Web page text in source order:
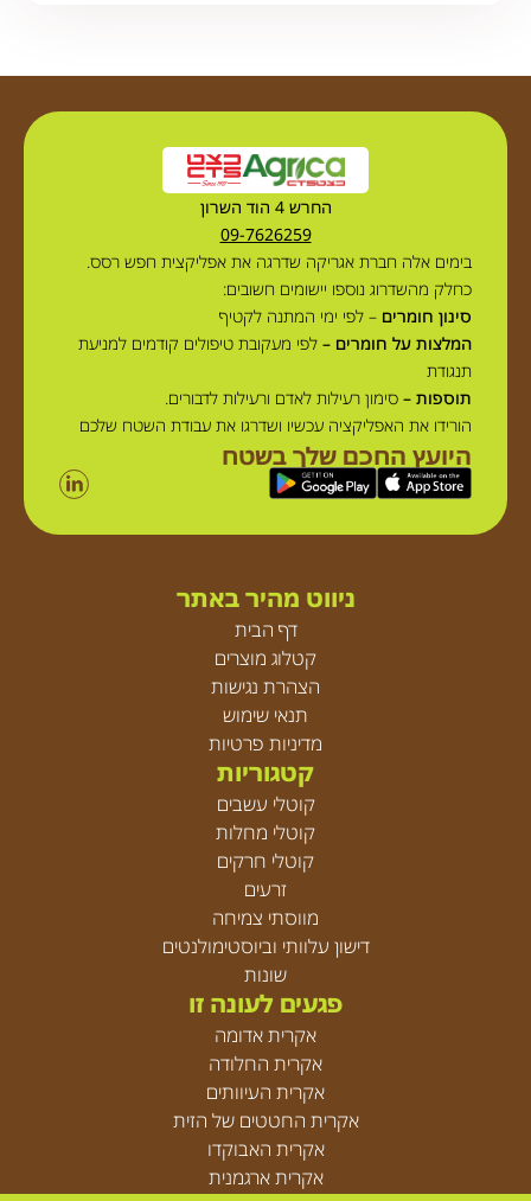
החרש 4 הוד השרון
09-7626259
בימים אלה חברת אגריקה שדרגה את אפליקצית חפש רסס.
כחלק מהשדרוג נוספו יישומים חשובים:
סינון חומרים – לפי ימי המתנה לקטיף
המלצות על חומרים – לפי מעקובת טיפולים קודמים למניעת
תנגודת
תוספות – סימון רעילות לאדם ורעילות לדבורים.
הורידו את האפליקציה עכשיו ושדרגו את עבודת השטח שלכם
היועץ החכם שלך בשטח
ניווט מהיר באתר
דף הבית
קטלוג מוצרים
הצהרת נגישות
תנאי שימוש
מדיניות פרטיות
קטגוריות
קוטלי עשבים
קוטלי מחלות
קוטלי חרקים
זרעים
מווסתי צמיחה
דישון עלוותי וביוסטימולנטים
שונות
פגעים לעונה זו
אקרית אדומה
אקרית החלודה
אקרית העיוותים
אקרית החטטים של הזית
אקרית האבוקדו
אקרית ארגמנית